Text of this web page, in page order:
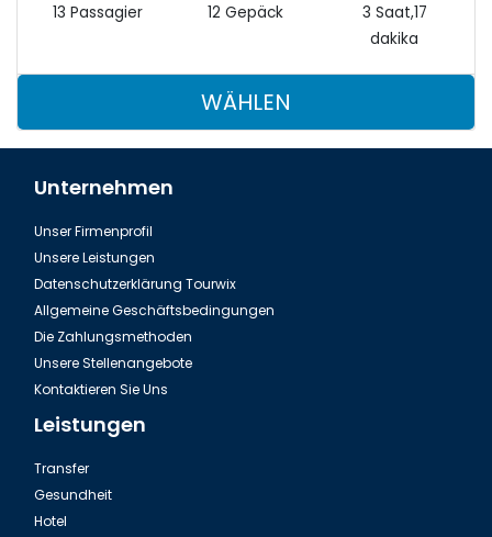
13 Passagier 12 Gepäck
3 Saat,17
dakika
WÄHLEN
Unternehmen
Unser Firmenprofil
Unsere Leistungen
Datenschutzerklärung Tourwix
Allgemeine Geschäftsbedingungen
Die Zahlungsmethoden
Unsere Stellenangebote
Kontaktieren Sie Uns
Leistungen
Transfer
Gesundheit
Hotel